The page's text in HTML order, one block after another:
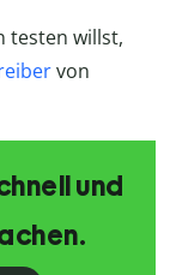
testen willst,
von
und